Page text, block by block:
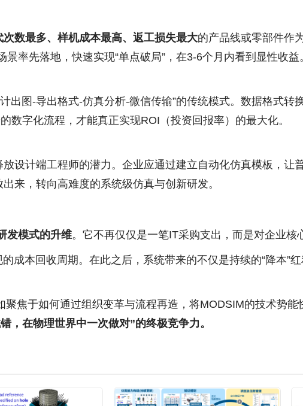
次数最多、样机成本最高、返工损失最大的产品线或零部件作
率先落地，快速实现“单点破局”，在3-6个月内看到显性收益
出图-导出格式-仿真分析-微信传输”的传统模式。数据格式转
数字化流程，才能真正实现ROI（投资回报率）的最大化。
设计端工程师的潜力。企业应通过建立自动化仿真模板，让
来，转向高难度的系统级仿真与创新研发。
发模式的升维。它不再仅仅是一笔IT采购支出，而是对企业核
成本回收周期。在此之后，系统带来的不仅是持续的“降本”
焦于如何通过组织变革与流程再造，将MODSIM的技术势能
，在物理世界中一次做对”的终极竞争力。